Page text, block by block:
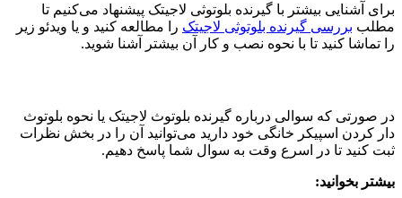
برای آشنایی بیشتر با گیرنده بلوتوثی لاجیتک پیشنهاد می‌کنیم تا
مطلب بررسی گیرنده بلوتوثی لاجیتک را مطالعه کنید و یا ویدئو زیر
را تماشا کنید تا با نحوه نصب و کار آن بیشتر آشنا شوید.
در صورتی که سوالی درباره گیرنده بلوتوث لاجیتک یا نحوه بلوتوث
دار کردن اسپیکر خانگی خود دارید می‌توانید آن را در بخش نظرات
ثبت کنید تا در اسرع وقت به سوال شما پاسخ دهیم.
بیشتر بخوانید: